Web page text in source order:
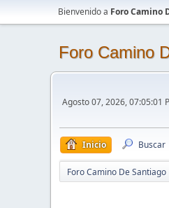
Bienvenido a Foro Camino
Foro Camino
Agosto 07, 2026, 07:05:01
Inicio Buscar
Foro Camino De Santiago